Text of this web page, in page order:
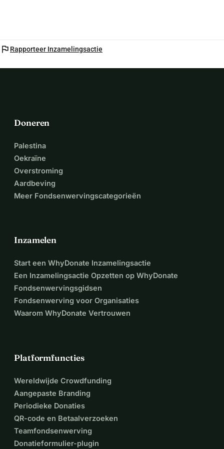
flag Rapporteer Inzamelingsactie
Doneren
Palestina
Oekraïne
Overstroming
Aardbeving
Meer Fondsenwervingscategorieën
Inzamelen
Start een WhyDonate Inzamelingsactie
Een Inzamelingsactie Opzetten op WhyDonate
Fondsenwervingsgidsen
Fondsenwerving voor Organisaties
Waarom WhyDonate Vertrouwen
Platformfuncties
Wereldwijde Crowdfunding
Aangepaste Branding
Periodieke Donaties
QR-code en Betaalverzoeken
Teamfondsenwerving
Donatieformulier-plugin